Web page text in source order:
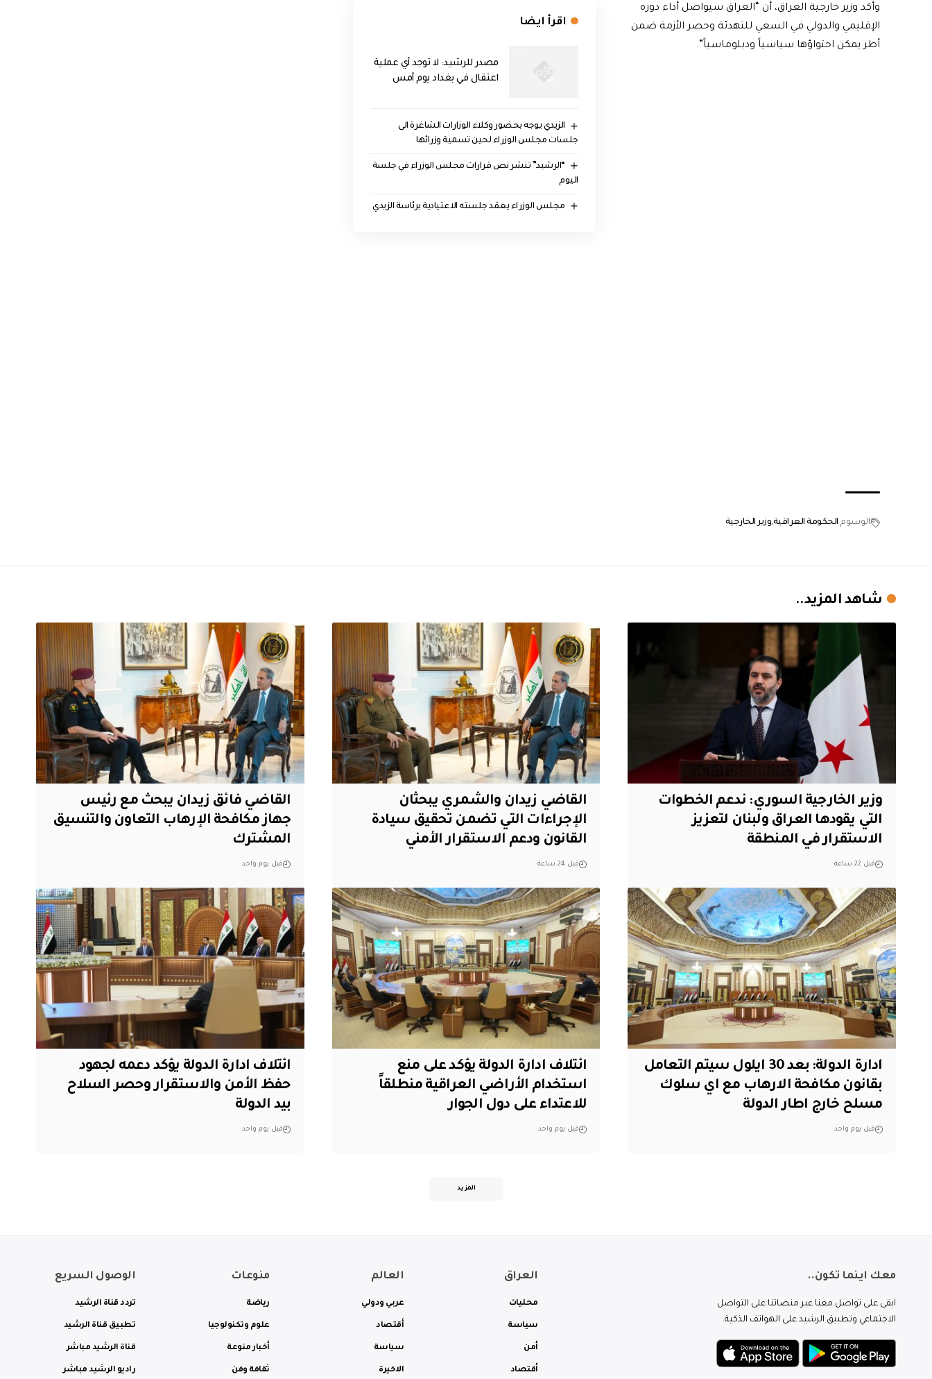
اقرأ ايضا
مصدر للرشيد: لا توجد أي عملية
اعتقال في بغداد يوم أمس
الزيدي يوجه بحضور وكلاء الوزارات الشاغرة الى
جلسات مجلس الوزراء لحين تسمية وزرائها
“الرشيد” تنشر نص قرارات مجلس الوزراء في جلسة
اليوم
مجلس الوزراء يعقد جلسته الاعتيادية برئاسة الزيدي
وأكد وزير خارجية العراق، أن “العراق سيواصل أداء دوره
الإقليمي والدولي في السعي للتهدئة وحصر الأزمة ضمن
أطر يمكن احتواؤها سياسياً ودبلوماسياً”.
الوسوم الحكومة العراقية وزير الخارجية
شاهد المزيد..
وزير الخارجية السوري: ندعم الخطوات
التي يقودها العراق ولبنان لتعزيز
الاستقرار في المنطقة
قبل 22 ساعة
القاضي زيدان والشمري يبحثان
الإجراءات التي تضمن تحقيق سيادة
القانون ودعم الاستقرار الأمني
قبل 24 ساعة
القاضي فائق زيدان يبحث مع رئيس
جهاز مكافحة الإرهاب التعاون والتنسيق
المشترك
قبل يوم واحد
ادارة الدولة: بعد 30 ايلول سيتم التعامل
بقانون مكافحة الارهاب مع اي سلوك
مسلح خارج اطار الدولة
قبل يوم واحد
ائتلاف ادارة الدولة يؤكد على منع
استخدام الأراضي العراقية منطلقاً
للاعتداء على دول الجوار
قبل يوم واحد
ائتلاف ادارة الدولة يؤكد دعمه لجهود
حفظ الأمن والاستقرار وحصر السلاح
بيد الدولة
قبل يوم واحد
المزيد
معك اينما تكون..
ابقى على تواصل معنا عبر منصاتنا على التواصل
الاجتماعي وتطبيق الرشيد على الهواتف الذكية.
العراق
محليات
سياسة
أمن
أقتصاد
العالم
عربي ودولي
أقتصاد
سياسة
الاخيرة
منوعات
رياضة
علوم وتكنولوجيا
أخبار منوعة
ثقافة وفن
الوصول السريع
تردد قناة الرشيد
تطبيق قناة الرشيد
قناة الرشيد مباشر
راديو الرشيد مباشر